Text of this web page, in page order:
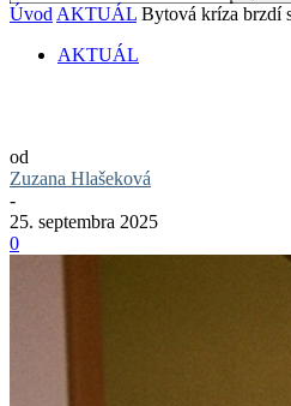
Úvod AKTUÁL Bytová kríza brzdí
AKTUÁL
od
Zuzana Hlašeková
-
25. septembra 2025
0